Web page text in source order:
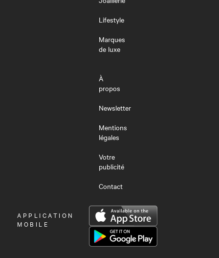
Lifestyle
Marques
de luxe
À
propos
Newsletter
Mentions
légales
Votre
publicité
Contact
OUVRIR
LE
APPLICATION
MOBILE